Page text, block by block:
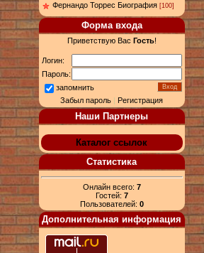
Фернандо Торрес Биография [100]
Форма входа
Приветствую Вас Гость!
Логин:
Пароль:
запомнить
Забыл пароль |Регистрация
Наши Партнеры
Каталог ссылок
Статистика
Онлайн всего: 7
Гостей: 7
Пользователей: 0
Дополнительная информация